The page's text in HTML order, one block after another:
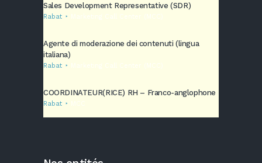
Sales Development Representative (SDR)
Rabat Marketing Call Center (MCC)
Agente di moderazione dei contenuti (lingua
italiana)
Rabat Marketing Call Center (MCC)
COORDINATEUR(RICE) RH – Franco-anglophone
Rabat MCC